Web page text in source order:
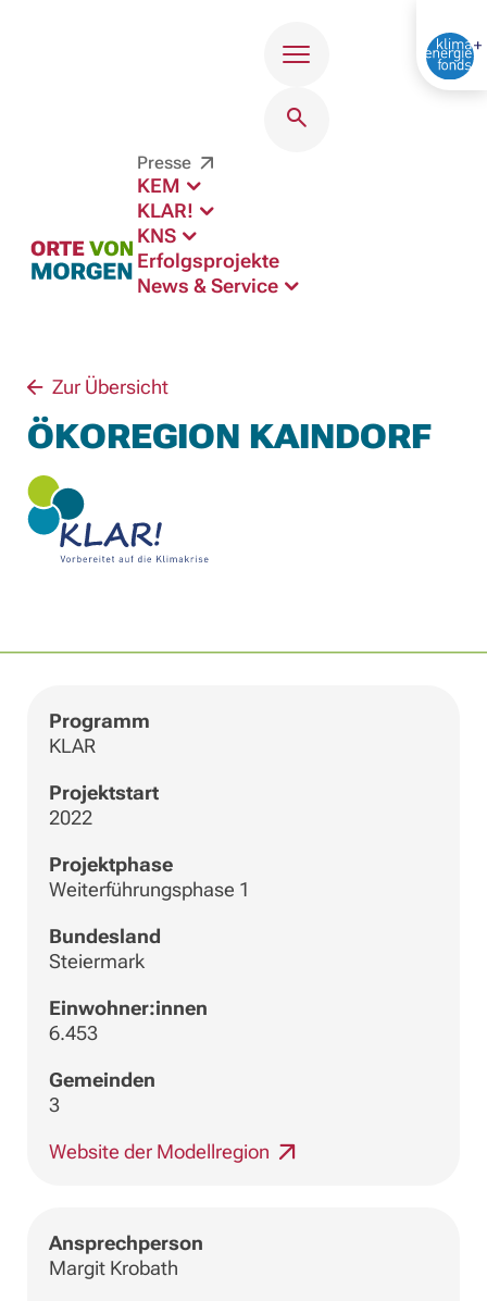
Presse
KEM
KLAR!
KNS
Erfolgsprojekte
News & Service
Zur Übersicht
ÖKOREGION KAINDORF
+
Programm
KLAR
Projektstart
2022
Projektphase
Weiterführungsphase 1
Bundesland
Steiermark
Einwohner:innen
6.453
Gemeinden
3
Website der Modellregion
Ansprechperson
Margit Krobath